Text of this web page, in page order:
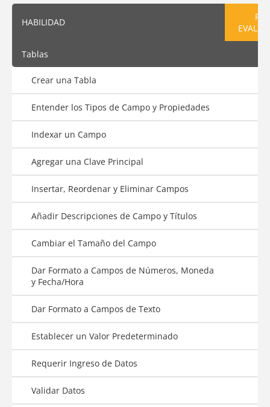
HABILIDAD
Tablas
Crear una Tabla
Entender los Tipos de Campo y Propiedades
Indexar un Campo
Agregar una Clave Principal
Insertar, Reordenar y Eliminar Campos
Añadir Descripciones de Campo y Títulos
Cambiar el Tamaño del Campo
Dar Formato a Campos de Números, Moneda
y Fecha/Hora
Dar Formato a Campos de Texto
Establecer un Valor Predeterminado
Requerir Ingreso de Datos
Validar Datos